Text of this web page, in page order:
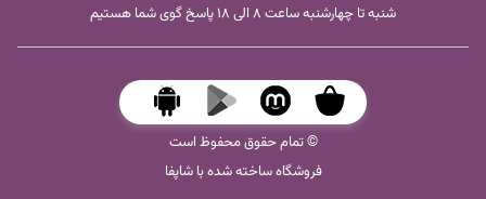
شنبه تا چهارشنبه ساعت ۸ الی ۱۸ پاسخ گوی شما هستیم
© تمام حقوق محفوظ است
فروشگاه ساخته شده با شاپفا